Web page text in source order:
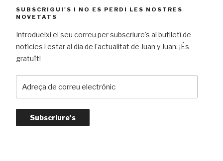
SUBSCRIGUI'S I NO ES PERDI LES NOSTRES
NOVETATS
Introdueixi el seu correu per subscriure's al butlletí de
notícies i estar al dia de l'actualitat de Juan y Juan. ¡És
gratuït!
ç